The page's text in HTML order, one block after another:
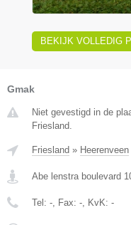
BEKIJK VOLLEDIG
Gmak
Niet gevestigd in de
Friesland.
Friesland » Heerenveen
Abe lenstra boulevard
Tel: -, Fax: -, KvK: -